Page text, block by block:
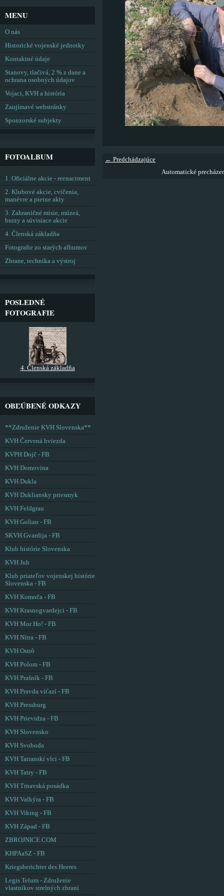
← Predchádzajúce
Automatické
MENU
O nás
Historické vojenské jednotky
Kontaktné údaje
Stanovy, tlačivá, 2 % z dane a
ochrana osobných údajov
Vojaci, KVH a história
Zaujímavé webstránky
Sponzorské subjekty
FOTOALBUM
1. Oficiálne akcie - reenactment
2. Klubové akcie, cvičenia,
manévre a pietne akty
3. Zahraničné misie, múzeá,
burzy a súvisiace akcie
4. Členská základňa
Fotografie zo starých albumov
Zbrane, technika a výstroj
POSLEDNÉ
FOTOGRAFIE
4. Členská základňa
OBĽÚBENÉ ODKAZY
**Združenie KVH Slovenska**
KVH Červená hviezda
KVPH Dojč - FB
KVH Domovina
KVH Dukla
KVH Dukliansky priesmyk
KVH Feldgrau
KVH Golian - FB
SKVH Gvardija - FB
Klub histórie Slovenska
KVH Juh
Klub priateľov vojenskej histórie
Slovenska - FB
KVH Komoča - FB
KVH Krasnogvardejci - FB
KVH Mor Ho! - FB
KVH Nitra - FB
KVH Ostrô
KVH Polom - FB
KVH Prašník - FB
KVH Pravda víťazí - FB
KVH Pressburg
KVH Prievidza - FB
KVH Slovensko
KVH Svoboda
KVH Tatranskí vlci - FB
KVH Tatry - FB
KVH Trnavská posádka
KVH Valkýra - FB
KVH Viking - FB
KVH Západ - FB
ZBROJNICE.COM
KHPAaSZ - FB
Kriegsberichter des Heeres
Legis Telum - Združenie
vlastníkov strelných zbraní